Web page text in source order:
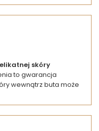
skóry
to gwarancja
wewnątrz buta może